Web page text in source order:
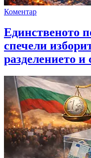
Коментар
Единственото
спечели
разделението и